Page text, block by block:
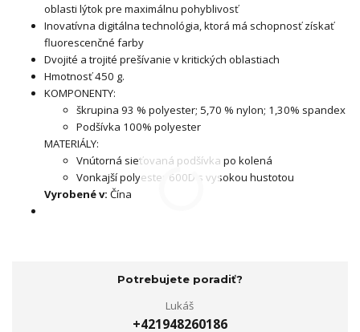
oblasti lýtok pre maximálnu pohyblivosť
Inovatívna digitálna technológia, ktorá má schopnosť získať
fluorescenčné farby
Dvojité a trojité prešívanie v kritických oblastiach
Hmotnosť 450 g.
KOMPONENTY:
škrupina 93 % polyester; 5,70 % nylon; 1,30% spandex
Podšívka 100% polyester
MATERIÁLY:
Vnútorná sieťovaná podšívka po kolená
Vonkajší polyester 600D s vysokou hustotou
Vyrobené v: Čína
Potrebujete poradiť?
Lukáš
+421948260186